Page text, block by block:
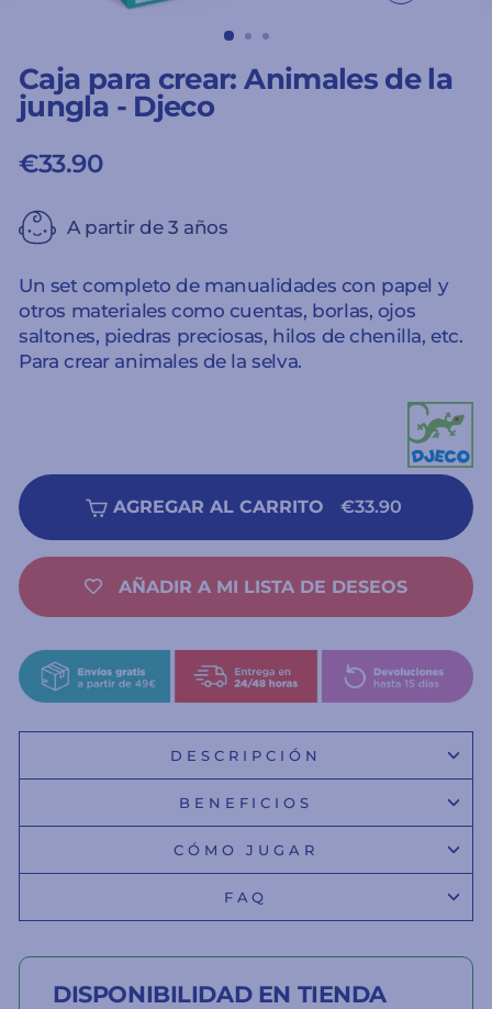
CERRAR
Caja para crear: Animales de la
jungla - Djeco
€33.90
A partir de 3 años
Un set completo de manualidades con papel y
otros materiales como cuentas, borlas, ojos
saltones, piedras preciosas, hilos de chenilla, etc.
Para crear animales de la selva.
AGREGAR AL CARRITO €33.90
AÑADIR A MI LISTA DE DESEOS
DESCRIPCIÓN
BENEFICIOS
CÓMO JUGAR
FAQ
DISPONIBILIDAD EN TIENDA